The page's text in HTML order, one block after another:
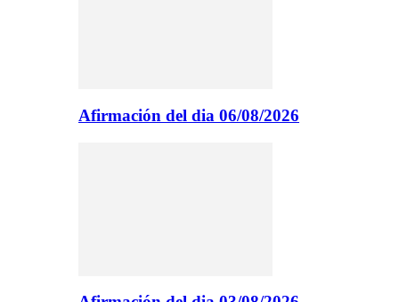
Afirmación del dia 06/08/2026